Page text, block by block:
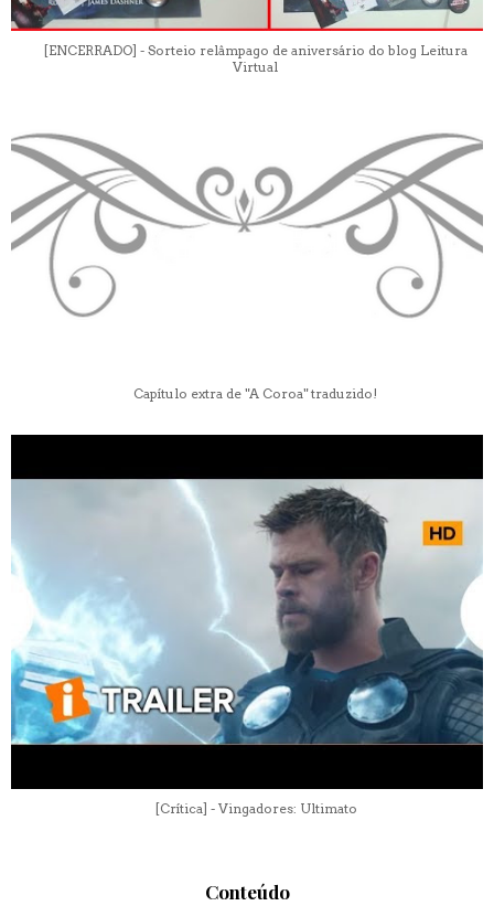
[ENCERRADO] - Sorteio relâmpago de aniversário do blog Leitura
Virtual
Capítulo extra de "A Coroa" traduzido!
[Crítica] - Vingadores: Ultimato
Conteúdo